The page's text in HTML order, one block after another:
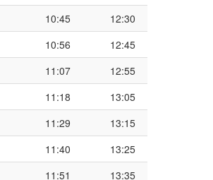
10:45
12:30
10:56
12:45
11:07
12:55
11:18
13:05
11:29
13:15
11:40
13:25
11:51
13:35